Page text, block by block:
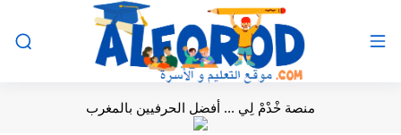
منصة خْدْمْ لِي ... أفضل الحرفيين بالمغرب